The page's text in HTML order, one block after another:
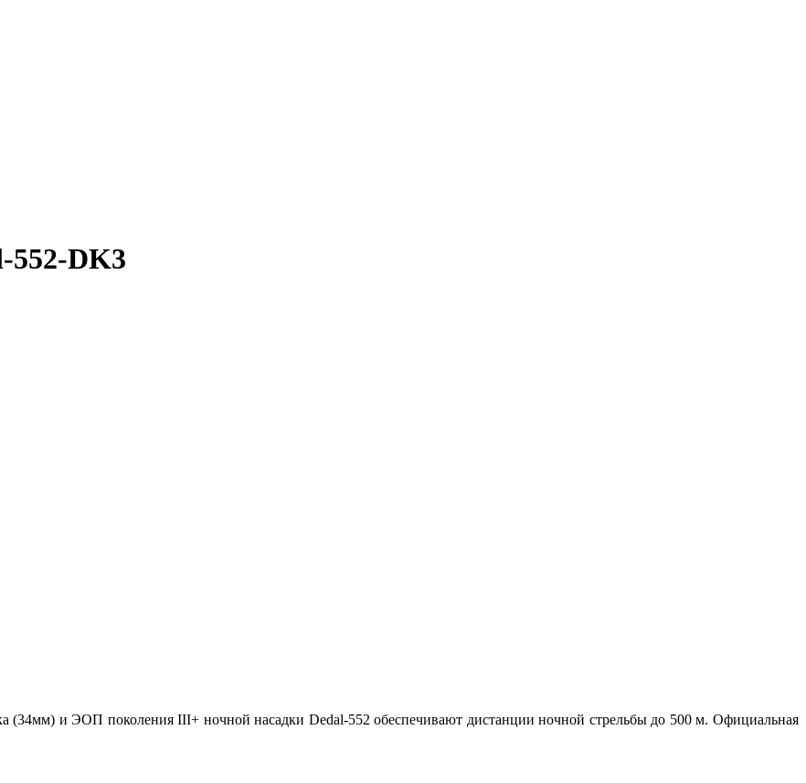
552-DK3
(34мм) и ЭОП поколения III+ ночной насадки Dedal-552 обеспечивают дистанции ночной стрельбы до 500 м. Официальная